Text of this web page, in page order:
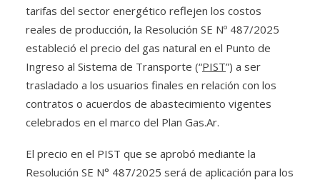
tarifas del sector energético reflejen los costos
reales de producción, la Resolución SE Nº 487/2025
estableció el precio del gas natural en el Punto de
Ingreso al Sistema de Transporte (“PIST”) a ser
trasladado a los usuarios finales en relación con los
contratos o acuerdos de abastecimiento vigentes
celebrados en el marco del Plan Gas.Ar.
El precio en el PIST que se aprobó mediante la
Resolución SE N° 487/2025 será de aplicación para los